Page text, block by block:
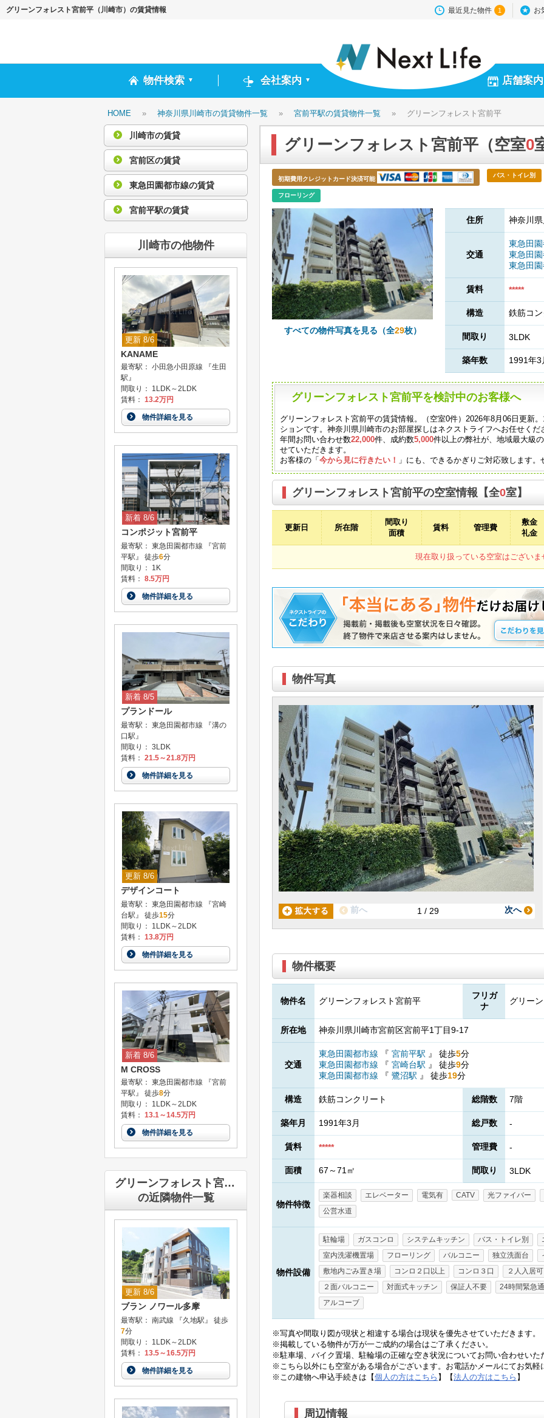
グリーンフォレスト宮前平（川崎市）の賃貸情報 最近見た物件 1 お
物件検索 ▼ 会社案内 ▼ 店舗案内
HOME » 神奈川県川崎市の賃貸物件一覧 » 宮前平駅の賃貸物件一覧 » グリーンフォレスト宮前平
グリーンフォレスト宮前平（空室0
初期費用クレジットカード決済可能
バス・トイレ別
フローリング
すべての物件写真を見る（全29枚）
住所 神奈川
交通
東急田
東急田
東急田
賃料 *****
構造 鉄筋コ
間取り 3LDK
築年数 1991年3
グリーンフォレスト宮前平を検討中のお客様へ
グリーンフォレスト宮前平の賃貸情報。（空室0件）2026年8月06日更新
ションです。神奈川県川崎市のお部屋探しはネクストライフへお任せくだ
年間お問い合わせ数22,000件、成約数5,000件以上の弊社が、地域最大級
せていただきます。
お客様の「今から見に行きたい！ 」にも、できるかぎりご対応致します
グリーンフォレスト宮前平の空室情報【全0室】
更新日 所在階
間取り
面積
賃料 管理費
敷金
礼金
現在取り扱っている空室はございま
物件写真
1 / 29
前へ 次へ
物件概要
物件名 グリーンフォレスト宮前平
フリガ
ナ
グリー
所在地 神奈川県川崎市宮前区宮前平1丁目9-17
交通
東急田園都市線 『 宮前平駅 』 徒歩5分
東急田園都市線
『 宮崎台駅 』 徒歩9分
東急田園都市線
『 鷺沼駅 』 徒歩19分
構造 鉄筋コンクリート 総階数 7階
築年月 1991年3月 総戸数 -
賃料 ***** 管理費 -
面積 67～71㎡ 間取り 3LDK
物件特徴
楽器相談 エレベーター 電気有 CATV
光ファイバー
公営水道
物件設備
駐輪場 ガスコンロ システムキッチン バス・トイレ別
室内洗濯機置場
フローリング バルコニー 独立洗面台
敷地内ごみ置き場
コンロ２口以上 コンロ３口
２人入居可
２面バルコニー
対面式キッチン 保証人不要
24時間緊急
アルコーブ
※写真や間取り図が現状と相違する場合は現状を優先させていただきます。
※掲載している物件が万が一ご成約の場合はご了承ください。
※駐車場、バイク置場、駐輪場の正確な空き状況についてお問い合わせいた
※こちら以外にも空室がある場合がございます。お電話かメールにてお気軽
※この建物へ申込手続きは【個人の方はこちら 】【法人の方はこちら 】
周辺情報
川崎市の賃貸
宮前区の賃貸
東急田園都市線の賃貸
宮前平駅の賃貸
川崎市の他物件
更新 8/6
KANAME
最寄駅： 小田急小田原線 『生田
駅』
間取り： 1LDK～2LDK
賃料： 13.2万円
物件詳細を見る
新着 8/6
コンポジット宮前平
最寄駅： 東急田園都市線 『宮前
平駅』 徒歩6分
間取り： 1K
賃料： 8.5万円
物件詳細を見る
新着 8/5
プランドール
最寄駅： 東急田園都市線 『溝の
口駅』
間取り： 3LDK
賃料： 21.5～21.8万円
物件詳細を見る
更新 8/6
デザインコート
最寄駅： 東急田園都市線 『宮崎
台駅』 徒歩15分
間取り： 1LDK～2LDK
賃料： 13.8万円
物件詳細を見る
新着 8/6
M CROSS
最寄駅： 東急田園都市線 『宮前
平駅』 徒歩8分
間取り： 1LDK～2LDK
賃料： 13.1～14.5万円
物件詳細を見る
グリーンフォレスト宮前平
の近隣物件一覧
更新 8/6
ブラン ノワール多摩
最寄駅： 南武線 『久地駅』 徒歩
7分
間取り： 1LDK～2LDK
賃料： 13.5～16.5万円
物件詳細を見る